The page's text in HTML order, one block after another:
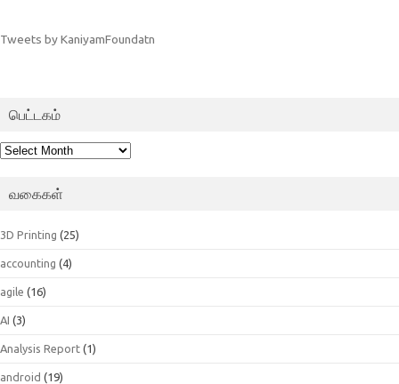
Tweets by KaniyamFoundatn
பெட்டகம்
பெட்டகம்
வகைகள்
3D Printing (25)
accounting (4)
agile (16)
AI (3)
Analysis Report (1)
android (19)